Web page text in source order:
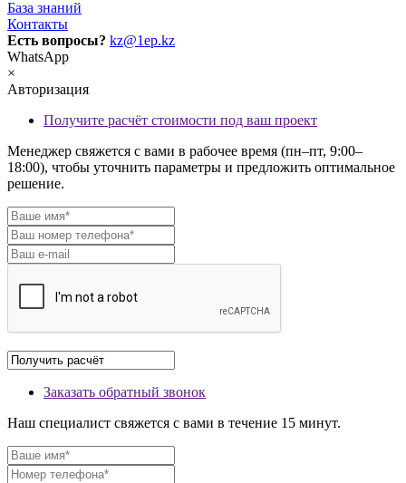
База знаний
Контакты
Есть вопросы? kz@1ep.kz
WhatsApp
×
Авторизация
Получите расчёт стоимости под ваш проект
Менеджер свяжется с вами в рабочее время (пн–пт, 9:00–
18:00), чтобы уточнить параметры и предложить оптимальное
решение.
Заказать обратный звонок
Наш специалист свяжется с вами в течение 15 минут.